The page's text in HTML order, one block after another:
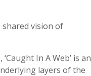
shared vision of
In A Web’ is an
layers of the